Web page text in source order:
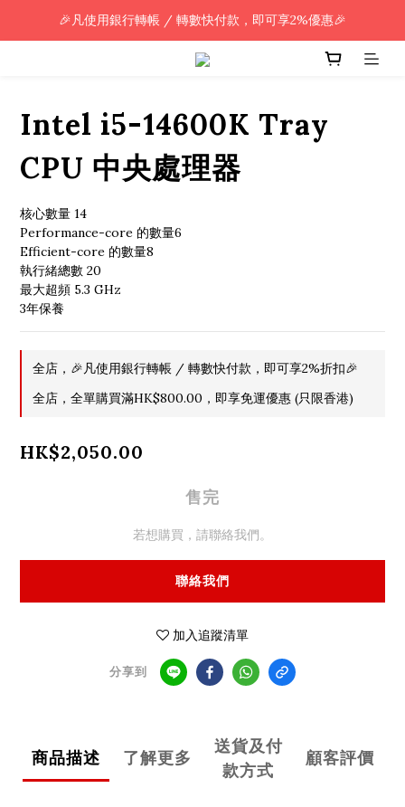
🎉凡使用銀行轉帳 / 轉數快付款，即可享2%優惠🎉
🎉凡使用銀行轉帳 / 轉數快付款，即可享2%優惠🎉
全單購買滿HK$800.00，即享免運優惠 (只限香港)
Intel i5-14600K Tray
CPU 中央處理器
核心數量 14
Performance-core 的數量6
Efficient-core 的數量8
執行緒總數 20
最大超頻 5.3 GHz
3年保養
全店，🎉凡使用銀行轉帳 / 轉數快付款，即可享2%折扣🎉
全店，全單購買滿HK$800.00，即享免運優惠 (只限香港)
HK$2,050.00
售完
若想購買，請聯絡我們。
聯絡我們
加入追蹤清單
分享到
商品描述 了解更多
送貨及付
款方式
顧客評價